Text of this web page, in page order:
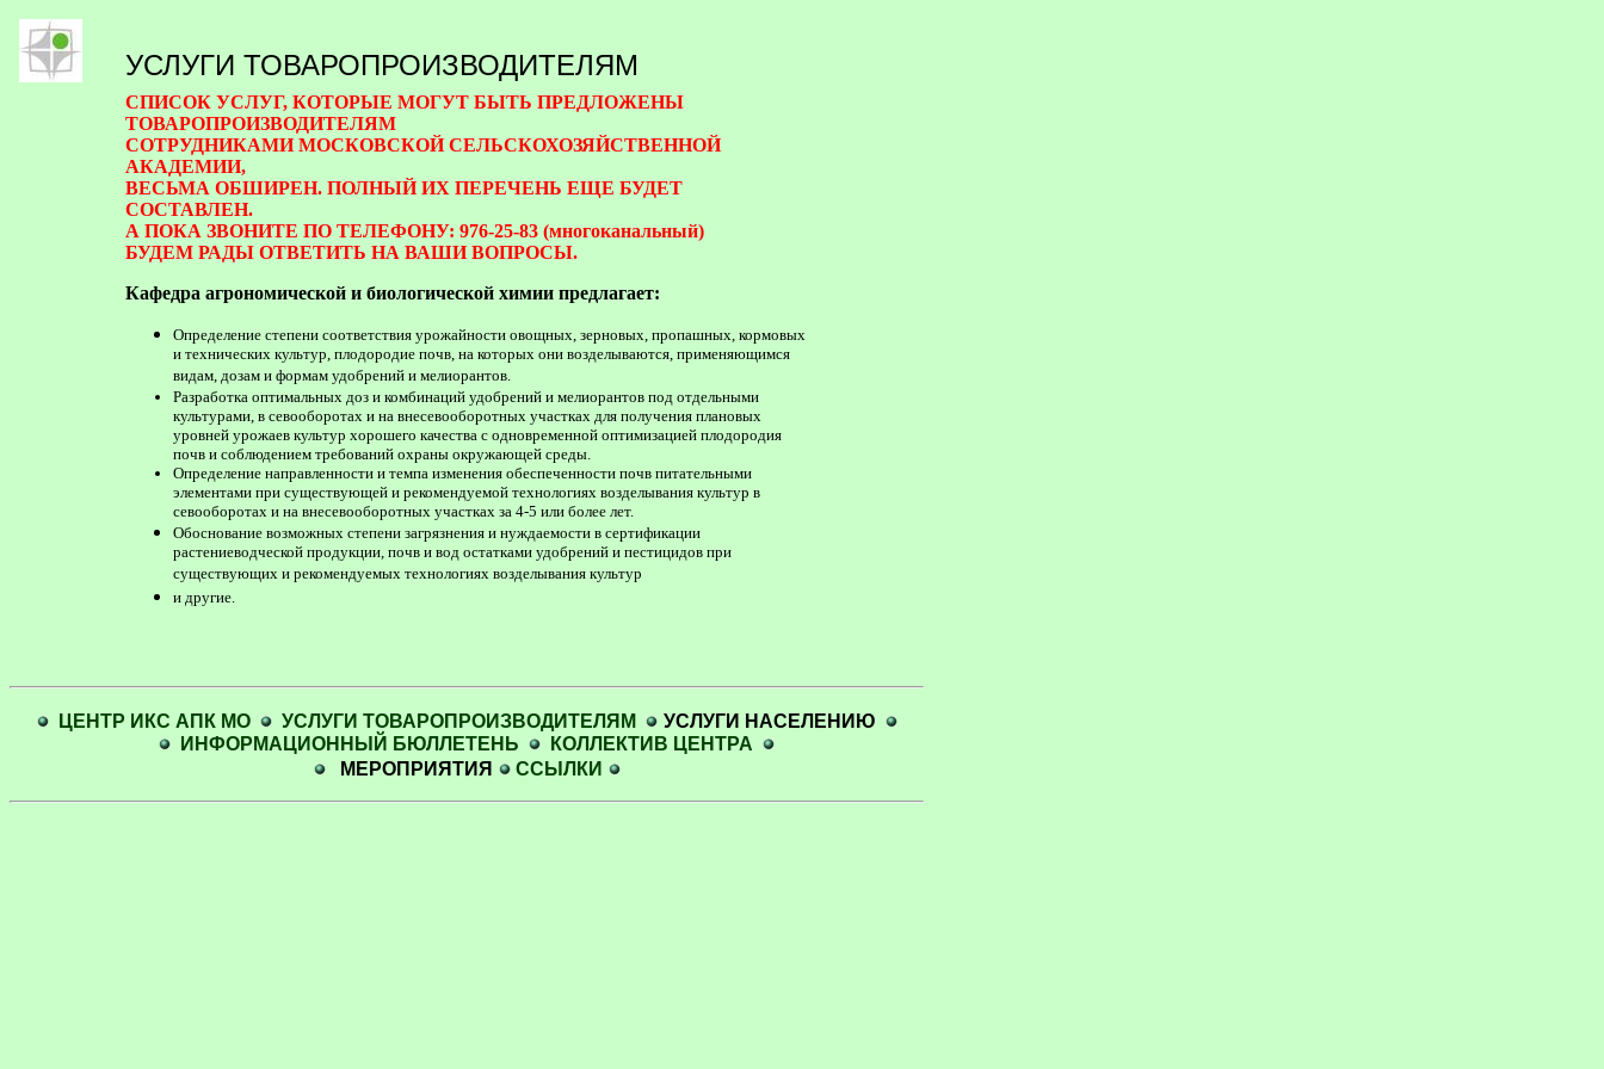
УСЛУГИ ТОВАРОПРОИЗВОДИТЕЛЯМ
СПИСОК УСЛУГ, КОТОРЫЕ МОГУТ БЫТЬ ПРЕДЛОЖЕНЫ
ТОВАРОПРОИЗВОДИТЕЛЯМ
СОТРУДНИКАМИ МОСКОВСКОЙ СЕЛЬСКОХОЗЯЙСТВЕННОЙ
АКАДЕМИИ,
ВЕСЬМА ОБШИРЕН. ПОЛНЫЙ ИХ ПЕРЕЧЕНЬ ЕЩЕ БУДЕТ
СОСТАВЛЕН.
А ПОКА ЗВОНИТЕ ПО ТЕЛЕФОНУ: 976-25-83 (многоканальный)
БУДЕМ РАДЫ ОТВЕТИТЬ НА ВАШИ ВОПРОСЫ.
Кафедра агрономической и биологической химии предлагает:
Определение степени соответствия урожайности овощных, зерновых, пропашных, кормовых
и технических культур, плодородие почв, на которых они возделываются, применяющимся
видам, дозам и формам удобрений и мелиорантов.
Разработка оптимальных доз и комбинаций удобрений и мелиорантов под отдельными
культурами, в севооборотах и на внесевооборотных участках для получения плановых
уровней урожаев культур хорошего качества с одновременной оптимизацией плодородия
почв и соблюдением требований охраны окружающей среды.
Определение направленности и темпа изменения обеспеченности почв питательными
элементами при существующей и рекомендуемой технологиях возделывания культур в
севооборотах и на внесевооборотных участках за 4-5 или более лет.
Обоснование возможных степени загрязнения и нуждаемости в сертификации
растениеводческой продукции, почв и вод остатками удобрений и пестицидов при
существующих и рекомендуемых технологиях возделывания культур
и другие.
ЦЕНТР ИКС АПК МО УСЛУГИ ТОВАРОПРОИЗВОДИТЕЛЯМ
УСЛУГИ НАСЕЛЕНИЮ
ИНФОРМАЦИОННЫЙ БЮЛЛЕТЕНЬ
КОЛЛЕКТИВ ЦЕНТРА
МЕРОПРИЯТИЯ
ССЫЛКИ